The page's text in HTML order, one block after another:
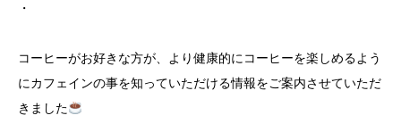
・
コーヒーがお好きな方が、より健康的にコーヒーを楽しめるよう
にカフェインの事を知っていただける情報をご案内させていただ
きました